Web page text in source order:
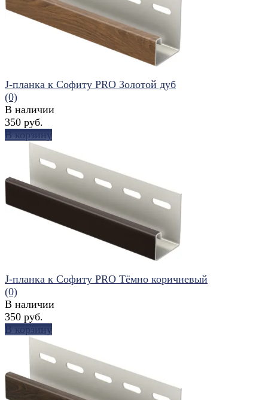
избранное сравнить
J-планка к Софиту PRO Золотой дуб
(0)
В наличии
350 руб.
В корзину
избранное сравнить
J-планка к Софиту PRO Тёмно коричневый
(0)
В наличии
350 руб.
В корзину